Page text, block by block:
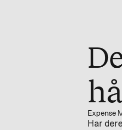
Expense
Har